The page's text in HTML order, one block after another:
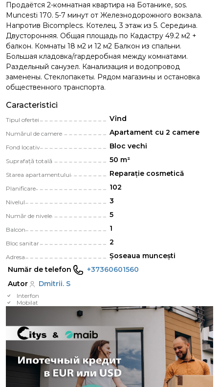
Продаётся 2-комнатная квартира на Ботанике, sos.
Muncesti 170. 5-7 минут от Железнодорожного вокзала.
Напротив Bicomplecs. Котелец. 3 этаж из 5. Середина.
Двусторонняя. Общая площадь по Кадастру 49.2 м2 +
балкон. Комнаты 18 м2 и 12 м2 Балкон из спальни.
Большая кладовка/гардеробная между комнатами.
Раздельный санузел. Канализация и водопровод
заменены. Стеклопакеты. Рядом магазины и остановка
общественного транспорта.
Caracteristici
Tipul ofertei Vînd
Numărul de camere Apartament cu 2 camere
Fond locativ Bloc vechi
Suprafață totală 50 m²
Starea apartamentului Reparație cosmetică
Planificare 102
Nivelul 3
Număr de nivele 5
Balcon 1
Bloc sanitar 2
Adresa
Şoseaua muncești
Număr de telefon
+37360601560
Autor
Dmitrii. S
Interfon
Mobilat